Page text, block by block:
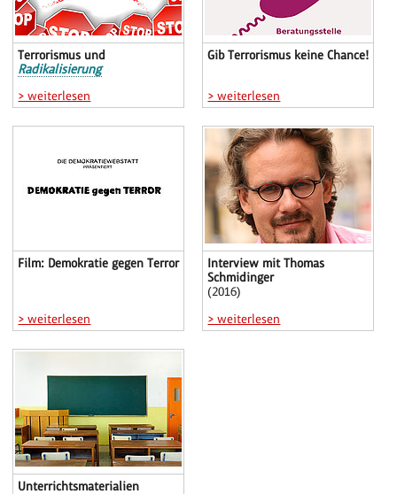
Terrorismus und
Radikalisierung
> weiterlesen
Gib Terrorismus keine Chance!
> weiterlesen
Film: Demokratie gegen Terror
> weiterlesen
Interview mit Thomas
Schmidinger
(2016)
> weiterlesen
Unterrichtsmaterialien